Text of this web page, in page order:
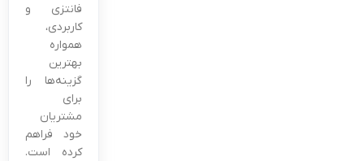
فانتزی و
کاربردی،
همواره
بهترین
گزینه‌ها را
برای
مشتریان
خود فراهم
کرده است.